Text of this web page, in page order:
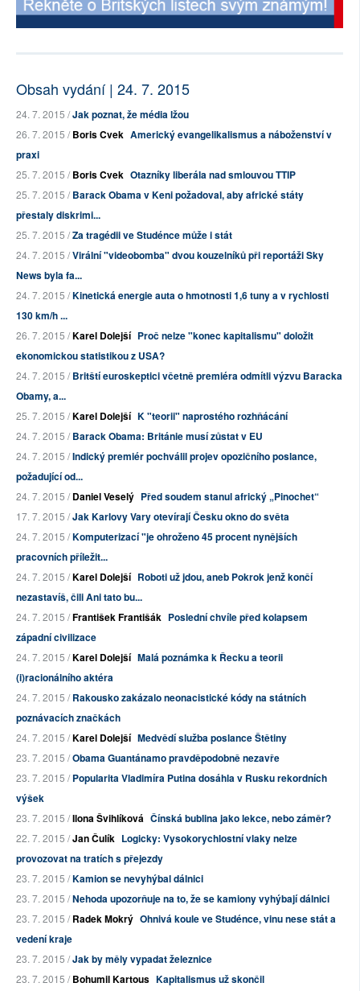
Obsah vydání | 24. 7. 2015
24. 7. 2015 /Jak poznat, že média lžou
26. 7. 2015 /Boris Cvek Americký evangelikalismus a náboženství v
praxi
25. 7. 2015 /Boris Cvek Otazníky liberála nad smlouvou TTIP
25. 7. 2015 /Barack Obama v Keni požadoval, aby africké státy
přestaly diskrimi...
25. 7. 2015 /Za tragédii ve Studénce může i stát
24. 7. 2015 /Virální "videobomba" dvou kouzelníků při reportáži Sky
News byla fa...
24. 7. 2015 /Kinetická energie auta o hmotnosti 1,6 tuny a v rychlosti
130 km/h ...
26. 7. 2015 /Karel Dolejší Proč nelze "konec kapitalismu" doložit
ekonomickou statistikou z USA?
24. 7. 2015 /Britští euroskeptici včetně premiéra odmítli výzvu Baracka
Obamy, a...
25. 7. 2015 /Karel Dolejší K "teorii" naprostého rozhňácání
24. 7. 2015 /Barack Obama: Británie musí zůstat v EU
24. 7. 2015 /Indický premiér pochválil projev opozičního poslance,
požadující od...
24. 7. 2015 /Daniel Veselý Před soudem stanul africký „Pinochet“
17. 7. 2015 /Jak Karlovy Vary otevírají Česku okno do světa
24. 7. 2015 /Komputerizací "je ohroženo 45 procent nynějších
pracovních příležit...
24. 7. 2015 /Karel Dolejší Roboti už jdou, aneb Pokrok jenž končí
nezastavíš, čili Ani tato bu...
24. 7. 2015 /František Františák Poslední chvíle před kolapsem
západní civilizace
24. 7. 2015 /Karel Dolejší Malá poznámka k Řecku a teorii
(i)racionálního aktéra
24. 7. 2015 /Rakousko zakázalo neonacistické kódy na státních
poznávacích značkách
24. 7. 2015 /Karel Dolejší Medvědí služba poslance Štětiny
23. 7. 2015 /Obama Guantánamo pravděpodobně nezavře
23. 7. 2015 /Popularita Vladimíra Putina dosáhla v Rusku rekordních
výšek
23. 7. 2015 /Ilona Švihlíková Čínská bublina jako lekce, nebo záměr?
22. 7. 2015 /Jan Čulík Logicky: Vysokorychlostní vlaky nelze
provozovat na tratích s přejezdy
23. 7. 2015 /Kamion se nevyhýbal dálnici
23. 7. 2015 /Nehoda upozorňuje na to, že se kamiony vyhýbají dálnici
23. 7. 2015 /Radek Mokrý Ohnivá koule ve Studénce, vinu nese stát a
vedení kraje
23. 7. 2015 /Jak by měly vypadat železnice
23. 7. 2015 /Bohumil Kartous Kapitalismus už skončil